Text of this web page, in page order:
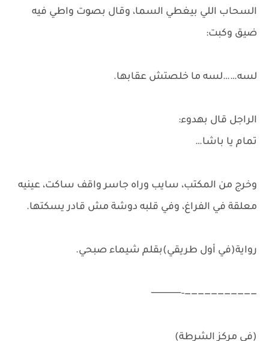
السحاب اللي بيغطي السما، وقال بصوت واطي فيه
ضيق وكبت:
لسه……لسه ما خلصتش عقابها.
الراجل قال بهدوء:
تمام يا باشا…
وخرج من المكتب، سايب وراه جاسر واقف ساكت، عينيه
معلقة في الفراغ، وفي قلبه دوشة مش قادر يسكتها.
رواية(في أول طريقي)بقلم شيماء صبحي.
———————————-⸻
(في مركز الشرطة)